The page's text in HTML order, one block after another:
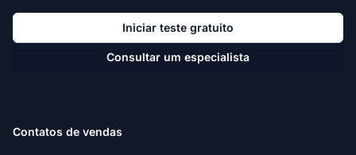
Iniciar teste gratuito
Consultar um especialista
Contatos de vendas